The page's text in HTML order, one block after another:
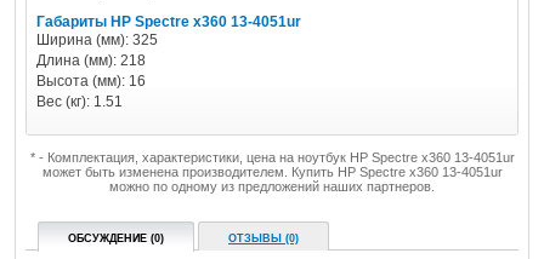
Габариты HP Spectre x360 13-4051ur
Ширина (мм): 325
Длина (мм): 218
Высота (мм): 16
Вес (кг): 1.51
* - Комплектация, характеристики, цена на ноутбук HP Spectre x360 13-4051ur
может быть изменена производителем. Купить HP Spectre x360 13-4051ur
можно по одному из предложений наших партнеров.
ОБСУЖДЕНИЕ (0) ОТЗЫВЫ (0)